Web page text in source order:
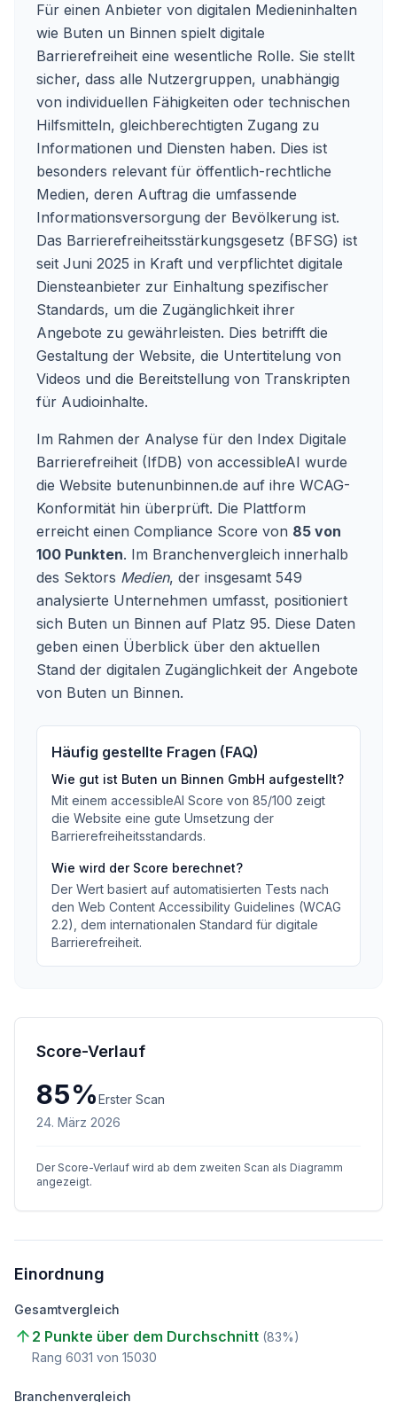
Für einen Anbieter von digitalen Medieninhalten
wie Buten un Binnen spielt digitale
Barrierefreiheit eine wesentliche Rolle. Sie stellt
sicher, dass alle Nutzergruppen, unabhängig
von individuellen Fähigkeiten oder technischen
Hilfsmitteln, gleichberechtigten Zugang zu
Informationen und Diensten haben. Dies ist
besonders relevant für öffentlich-rechtliche
Medien, deren Auftrag die umfassende
Informationsversorgung der Bevölkerung ist.
Das Barrierefreiheitsstärkungsgesetz (BFSG) ist
seit Juni 2025 in Kraft und verpflichtet digitale
Diensteanbieter zur Einhaltung spezifischer
Standards, um die Zugänglichkeit ihrer
Angebote zu gewährleisten. Dies betrifft die
Gestaltung der Website, die Untertitelung von
Videos und die Bereitstellung von Transkripten
für Audioinhalte.
Im Rahmen der Analyse für den Index Digitale
Barrierefreiheit (IfDB) von accessibleAI wurde
die Website butenunbinnen.de auf ihre WCAG-
Konformität hin überprüft. Die Plattform
erreicht einen Compliance Score von 85 von
100 Punkten. Im Branchenvergleich innerhalb
des Sektors Medien, der insgesamt 549
analysierte Unternehmen umfasst, positioniert
sich Buten un Binnen auf Platz 95. Diese Daten
geben einen Überblick über den aktuellen
Stand der digitalen Zugänglichkeit der Angebote
von Buten un Binnen.
Häufig gestellte Fragen (FAQ)
Wie gut ist Buten un Binnen GmbH aufgestellt?
Mit einem accessibleAI Score von 85/100 zeigt
die Website eine gute Umsetzung der
Barrierefreiheitsstandards.
Wie wird der Score berechnet?
Der Wert basiert auf automatisierten Tests nach
den Web Content Accessibility Guidelines (WCAG
2.2), dem internationalen Standard für digitale
Barrierefreiheit.
Score-Verlauf
85%Erster Scan
24. März 2026
Der Score-Verlauf wird ab dem zweiten Scan als Diagramm
angezeigt.
Einordnung
Gesamtvergleich
2 Punkte über dem Durchschnitt (83%)
Rang 6031 von 15030
Branchenvergleich